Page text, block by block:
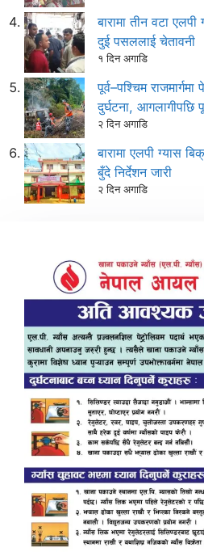
बारामा तीन वटा
दुई पसललाई चेतावनी
१ दिन अगाडि
पूर्व–पश्चिम
दुर्घटना, आगलागीपछि
२ दिन अगाडि
बारामा एलपी ग्यास
बुँदे निर्देशन जारी
२ दिन अगाडि